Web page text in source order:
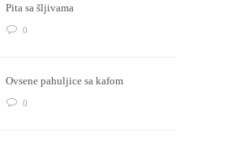
Pita sa šljivama
0
Ovsene pahuljice sa kafom
0